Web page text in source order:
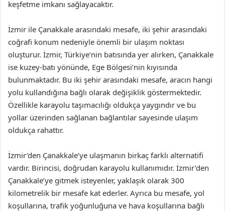
keşfetme imkanı sağlayacaktır.
İzmir ile Çanakkale arasındaki mesafe, iki şehir arasındaki
coğrafi konum nedeniyle önemli bir ulaşım noktası
oluşturur. İzmir, Türkiye’nin batısında yer alırken, Çanakkale
ise kuzey-batı yönünde, Ege Bölgesi’nin kıyısında
bulunmaktadır. Bu iki şehir arasındaki mesafe, aracın hangi
yolu kullandığına bağlı olarak değişiklik göstermektedir.
Özellikle karayolu taşımacılığı oldukça yaygındır ve bu
yollar üzerinden sağlanan bağlantılar sayesinde ulaşım
oldukça rahattır.
İzmir’den Çanakkale’ye ulaşmanın birkaç farklı alternatifi
vardır. Birincisi, doğrudan karayolu kullanımıdır. İzmir’den
Çanakkale’ye gitmek isteyenler, yaklaşık olarak 300
kilometrelik bir mesafe kat ederler. Ayrıca bu mesafe, yol
koşullarına, trafik yoğunluğuna ve hava koşullarına bağlı